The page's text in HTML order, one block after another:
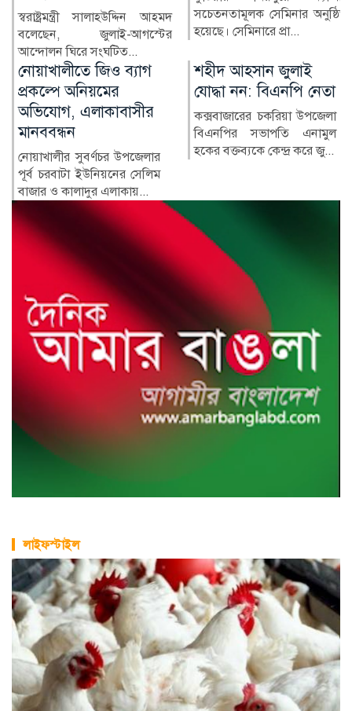
সচেতনতামূলক সেমিনার অনুষ্ঠিত
হয়েছে। সেমিনারে প্রা...
কুষ্টিয়ার মিরপুর উপজেলার সাবেক
নির্বাহী কর্মকর্তা (ইউএনও)
শহীদ আহসান জুলাই
যোদ্ধা নন: বিএনপি নেতা
কক্সবাজারের চকরিয়া উপজেলা
বিএনপির সভাপতি এনামুল
হকের বক্তব্যকে কেন্দ্র করে জু...
হাসিনা দিল্লিতে,
পরিবারের অন্য সদস্যরা
কে কোথায়?
সাবেক প্রধানমন্ত্রী শেখ হাসিনার
সরকারের পতনের পর তাঁর
লাইফস্টাইল